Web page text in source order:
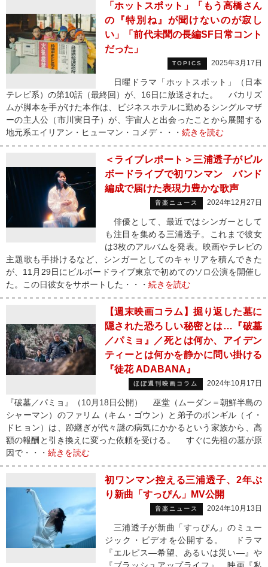
「ホットスポット」「もう高橋さん
の『特別ね』が聞けないのが寂し
い」「前代未聞の長編SF日常コント
だった」
TOPICS 2025年3月17日
日曜ドラマ「ホットスポット」（日本
テレビ系）の第10話（最終回）が、16日に放送された。 バカリズ
ムが脚本を手がけた本作は、ビジネスホテルに勤めるシングルマザ
ーの主人公（市川実日子）が、宇宙人と出会ったことから展開する
地元系エイリアン・ヒューマン・コメデ・・・ 続きを読む
＜ライブレポート＞三浦透子がビル
ボードライブで初ワンマン バンド
編成で届けた表現力豊かな歌声
音楽ニュース 2024年12月27日
俳優として、最近ではシンガーとして
も注目を集める三浦透子。これまで彼女
は3枚のアルバムを発表。映画やテレビの
主題歌も手掛けるなど、シンガーとしてのキャリアを積んできた
が、11月29日にビルボードライブ東京で初めてのソロ公演を開催し
た。この日彼女をサポートした・・・ 続きを読む
【週末映画コラム】掘り返した墓に
隠された恐ろしい秘密とは…『破墓
／パミョ』／死とは何か、アイデン
ティーとは何かを静かに問い掛ける
『徒花 ADABANA』
ほぼ週刊映画コラム 2024年10月17日
『破墓／パミョ』（10月18日公開） 巫堂（ムーダン＝朝鮮半島の
シャーマン）のファリム（キム・ゴウン）と弟子のボンギル（イ・
ドヒョン）は、跡継ぎが代々謎の病気にかかるという家族から、高
額の報酬と引き換えに変った依頼を受ける。 すぐに先祖の墓が原
因で・・・ 続きを読む
初ワンマン控える三浦透子、2年ぶ
り新曲「すっぴん」MV公開
音楽ニュース 2024年10月13日
三浦透子が新曲「すっぴん」のミュー
ジック・ビデオを公開する。 ドラマ
『エルピス―希望、あるいは災い―』や